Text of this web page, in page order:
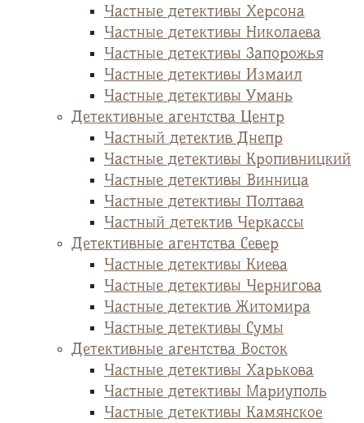
Частные детективы Херсона
Частные детективы Николаева
Частные детективы Запорожья
Частные детективы Измаил
Частные детективы Умань
Детективные агентства Центр
Частный детектив Днепр
Частные детективы Кропивницкий
Частные детективы Винница
Частные детективы Полтава
Частный детектив Черкассы
Детективные агентства Север
Частные детективы Киева
Частные детективы Чернигова
Частные детектив Житомира
Частные детективы Сумы
Детективные агентства Восток
Частные детективы Харькова
Частные детективы Мариуполь
Частные детективы Камянское